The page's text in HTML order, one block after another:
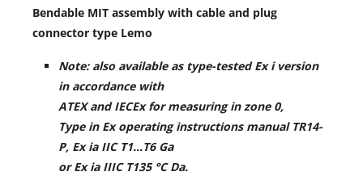
Bendable MIT assembly with cable and plug
connector type Lemo
Note: also available as type-tested Ex i version
in accordance with
ATEX and IECEx for measuring in zone 0,
Type in Ex operating instructions manual TR14-
P, Ex ia IIC T1...T6 Ga
or Ex ia IIIC T135 °C Da.